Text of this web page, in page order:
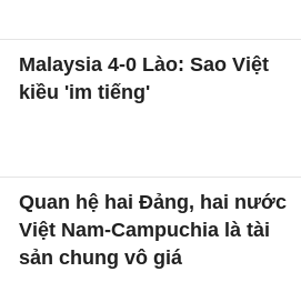
Malaysia 4-0 Lào: Sao Việt
kiều 'im tiếng'
Quan hệ hai Đảng, hai nước
Việt Nam-Campuchia là tài
sản chung vô giá ​